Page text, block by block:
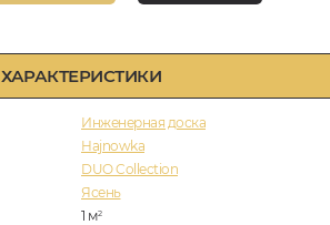
ХАРАКТЕРИСТИКИ
Инженерная доска
Hajnowka
DUO Collection
Ясень
1 м2